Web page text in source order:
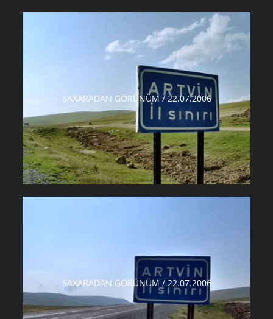
SAXARADAN GÖRÜNÜM / 22.07.2006
SAXARADAN GÖRÜNÜM / 22.07.2006